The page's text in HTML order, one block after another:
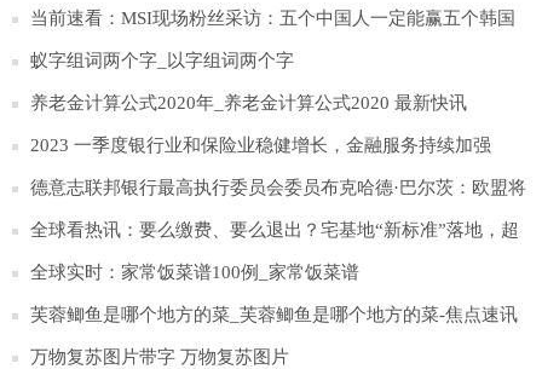
当前速看：MSI现场粉丝采访：五个中国人一定能赢五个韩国
人
蚁字组词两个字_以字组词两个字
养老金计算公式2020年_养老金计算公式2020 最新快讯
2023 一季度银行业和保险业稳健增长，金融服务持续加强
德意志联邦银行最高执行委员会委员布克哈德·巴尔茨：欧盟将
明确数字欧元是否可以获得法定货币地位
全球看热讯：要么缴费、要么退出？宅基地“新标准”落地，超
过百平1000元起步
全球实时：家常饭菜谱100例_家常饭菜谱
芙蓉鲫鱼是哪个地方的菜_芙蓉鲫鱼是哪个地方的菜-焦点速讯
万物复苏图片带字 万物复苏图片